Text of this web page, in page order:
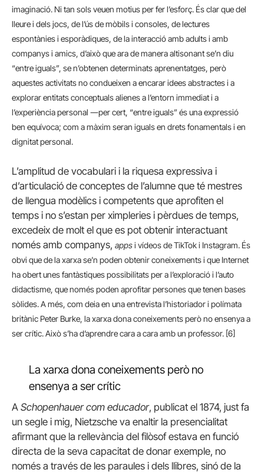
imaginació. Ni tan sols veuen motius per fer l’esforç. És clar que del
lleure i dels jocs, de l’ús de mòbils i consoles, de lectures
espontànies i esporàdiques, de la interacció amb adults i amb
companys i amics, d’això que ara de manera altisonant se’n diu
“entre iguals”, se n’obtenen determinats aprenentatges, però
aquestes activitats no condueixen a encarar idees abstractes i a
explorar entitats conceptuals alienes a l’entorn immediat i a
l’experiència personal ―per cert, “entre iguals” és una expressió
ben equívoca; com a màxim seran iguals en drets fonamentals i en
dignitat personal.
L’amplitud de vocabulari i la riquesa expressiva i
d’articulació de conceptes de l’alumne que té mestres
de llengua modèlics i competents que aprofiten el
temps i no s’estan per ximpleries i pèrdues de temps,
excedeix de molt el que es pot obtenir interactuant
només amb companys, appsi vídeos de TikTok i Instagram. És
obvi que de la xarxa se’n poden obtenir coneixements i que Internet
ha obert unes fantàstiques possibilitats per a l’exploració i l’auto
didactisme, que només poden aprofitar persones que tenen bases
sòlides. A més, com deia en una entrevista l’historiador i polímata
britànic Peter Burke, la xarxa dona coneixements però no ensenya a
ser crític. Això s’ha d’aprendre cara a cara amb un professor. [6]
La xarxa dona coneixements però no
ensenya a ser crític
A Schopenhauer com educador, publicat el 1874, just fa
un segle i mig, Nietzsche va enaltir la presencialitat
afirmant que la rellevància del filòsof estava en funció
directa de la seva capacitat de donar exemple, no
només a través de les paraules i dels llibres, sinó de la